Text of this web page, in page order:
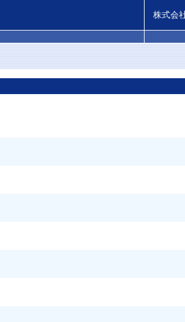
株式会